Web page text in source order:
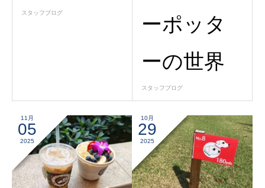
スタッフブログ
ーポッタ
ーの世界
スタッフブログ
11月
05
2025
10月
29
2025